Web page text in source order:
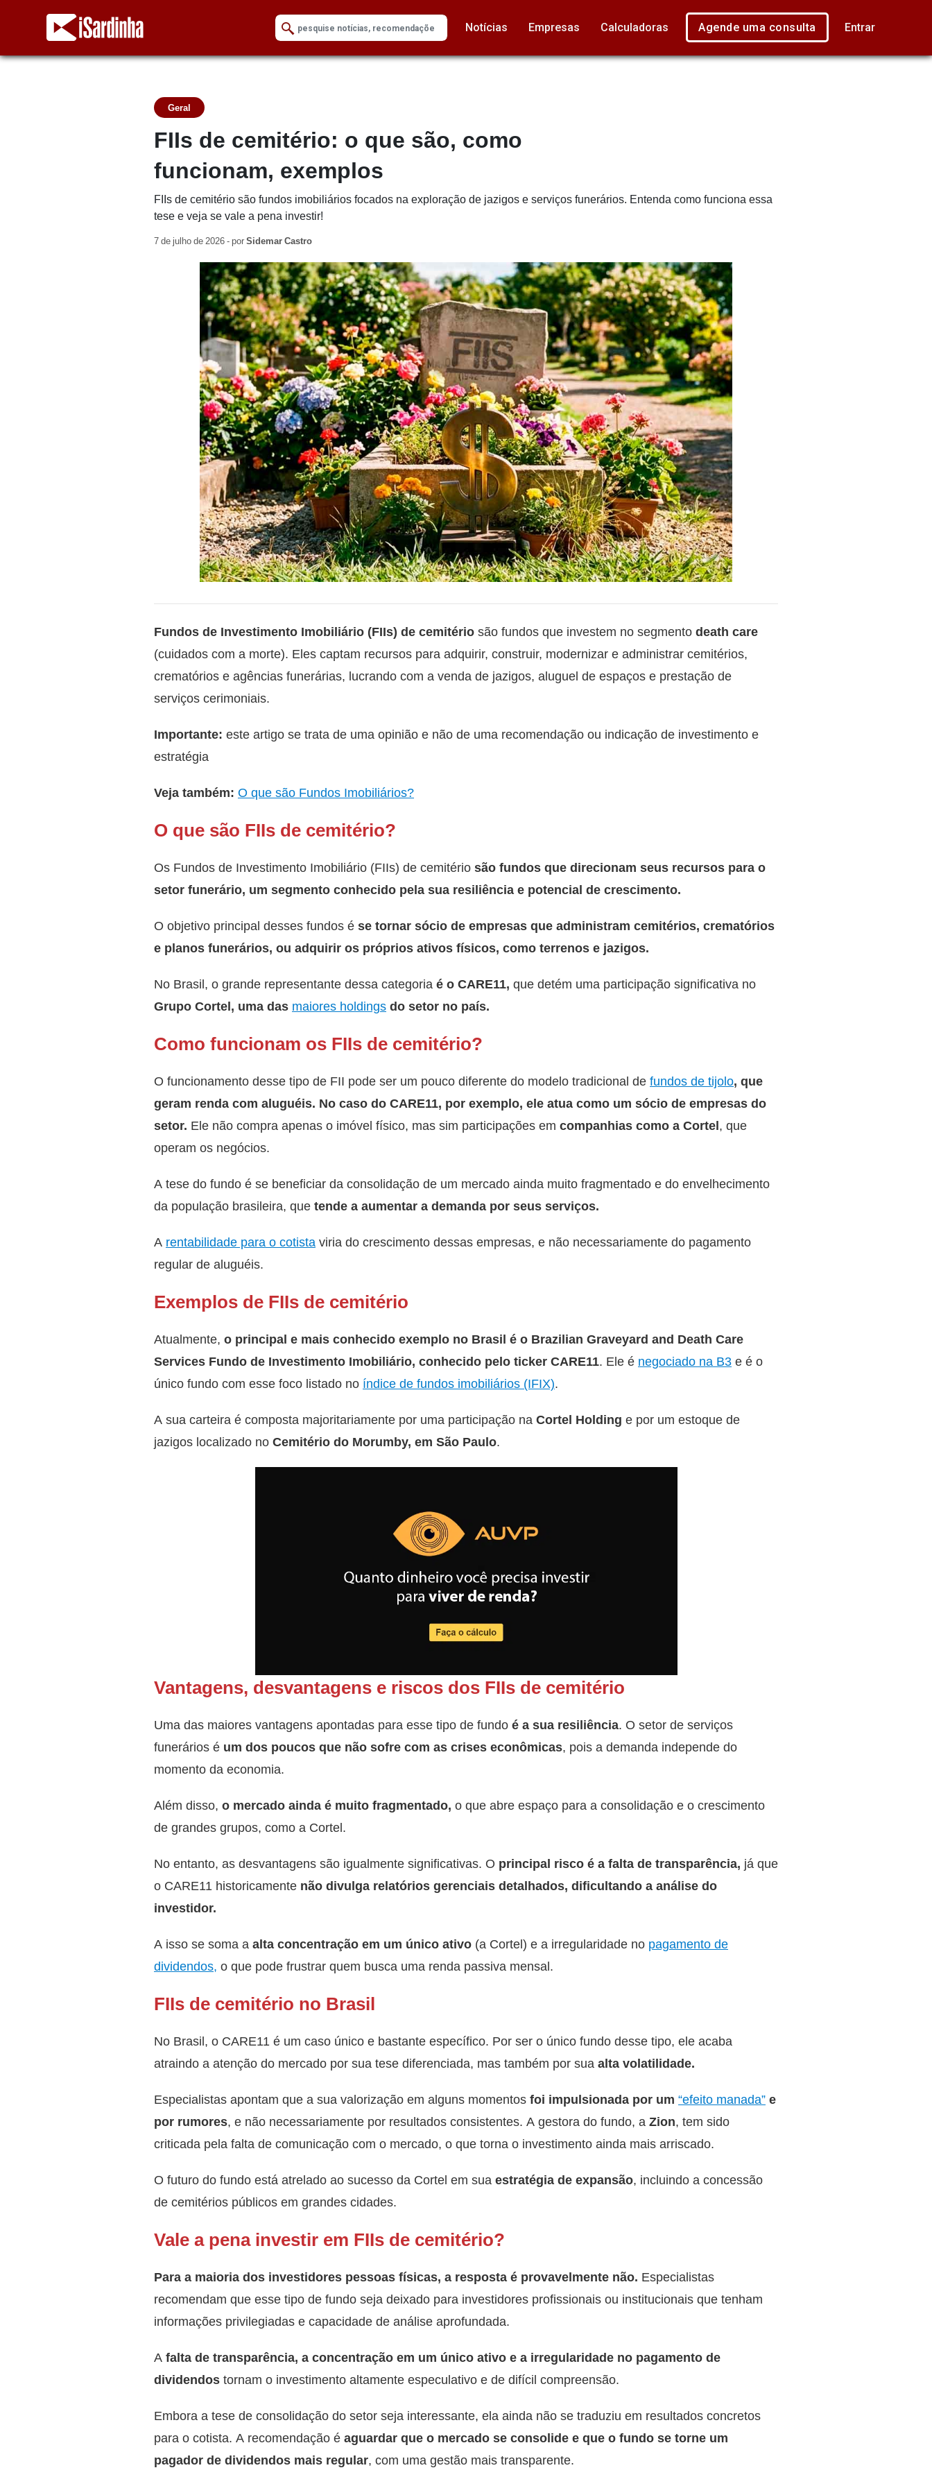
Notícias Empresas Calculadoras Agende uma consulta Entrar
Geral
FIIs de cemitério: o que são, como
funcionam, exemplos
FIIs de cemitério são fundos imobiliários focados na exploração de jazigos e serviços funerários. Entenda como funciona essa
tese e veja se vale a pena investir!
7 de julho de 2026 - porSidemar Castro
Fundos de Investimento Imobiliário (FIIs) de cemitério são fundos que investem no segmento death care
(cuidados com a morte). Eles captam recursos para adquirir, construir, modernizar e administrar cemitérios,
crematórios e agências funerárias, lucrando com a venda de jazigos, aluguel de espaços e prestação de
serviços cerimoniais.
Importante: este artigo se trata de uma opinião e não de uma recomendação ou indicação de investimento e
estratégia
Veja também: O que são Fundos Imobiliários?
O que são FIIs de cemitério?
Os Fundos de Investimento Imobiliário (FIIs) de cemitério são fundos que direcionam seus recursos para o
setor funerário, um segmento conhecido pela sua resiliência e potencial de crescimento.
O objetivo principal desses fundos é se tornar sócio de empresas que administram cemitérios, crematórios
e planos funerários, ou adquirir os próprios ativos físicos, como terrenos e jazigos.
No Brasil, o grande representante dessa categoria é o CARE11, que detém uma participação significativa no
Grupo Cortel, uma das maiores holdings do setor no país.
Como funcionam os FIIs de cemitério?
O funcionamento desse tipo de FII pode ser um pouco diferente do modelo tradicional de fundos de tijolo, que
geram renda com aluguéis. No caso do CARE11, por exemplo, ele atua como um sócio de empresas do
setor. Ele não compra apenas o imóvel físico, mas sim participações em companhias como a Cortel, que
operam os negócios.
A tese do fundo é se beneficiar da consolidação de um mercado ainda muito fragmentado e do envelhecimento
da população brasileira, que tende a aumentar a demanda por seus serviços.
A rentabilidade para o cotista viria do crescimento dessas empresas, e não necessariamente do pagamento
regular de aluguéis.
Exemplos de FIIs de cemitério
Atualmente, o principal e mais conhecido exemplo no Brasil é o Brazilian Graveyard and Death Care
Services Fundo de Investimento Imobiliário, conhecido pelo ticker CARE11. Ele é negociado na B3 e é o
único fundo com esse foco listado no índice de fundos imobiliários (IFIX).
A sua carteira é composta majoritariamente por uma participação na Cortel Holding e por um estoque de
jazigos localizado no Cemitério do Morumby, em São Paulo.
Vantagens, desvantagens e riscos dos FIIs de cemitério
Uma das maiores vantagens apontadas para esse tipo de fundo é a sua resiliência. O setor de serviços
funerários é um dos poucos que não sofre com as crises econômicas, pois a demanda independe do
momento da economia.
Além disso, o mercado ainda é muito fragmentado, o que abre espaço para a consolidação e o crescimento
de grandes grupos, como a Cortel.
No entanto, as desvantagens são igualmente significativas. O principal risco é a falta de transparência, já que
o CARE11 historicamente não divulga relatórios gerenciais detalhados, dificultando a análise do
investidor.
A isso se soma a alta concentração em um único ativo (a Cortel) e a irregularidade no pagamento de
dividendos, o que pode frustrar quem busca uma renda passiva mensal.
FIIs de cemitério no Brasil
No Brasil, o CARE11 é um caso único e bastante específico. Por ser o único fundo desse tipo, ele acaba
atraindo a atenção do mercado por sua tese diferenciada, mas também por sua alta volatilidade.
Especialistas apontam que a sua valorização em alguns momentos foi impulsionada por um “efeito manada” e
por rumores, e não necessariamente por resultados consistentes. A gestora do fundo, a Zion, tem sido
criticada pela falta de comunicação com o mercado, o que torna o investimento ainda mais arriscado.
O futuro do fundo está atrelado ao sucesso da Cortel em sua estratégia de expansão, incluindo a concessão
de cemitérios públicos em grandes cidades.
Vale a pena investir em FIIs de cemitério?
Para a maioria dos investidores pessoas físicas, a resposta é provavelmente não. Especialistas
recomendam que esse tipo de fundo seja deixado para investidores profissionais ou institucionais que tenham
informações privilegiadas e capacidade de análise aprofundada.
A falta de transparência, a concentração em um único ativo e a irregularidade no pagamento de
dividendos tornam o investimento altamente especulativo e de difícil compreensão.
Embora a tese de consolidação do setor seja interessante, ela ainda não se traduziu em resultados concretos
para o cotista. A recomendação é aguardar que o mercado se consolide e que o fundo se torne um
pagador de dividendos mais regular, com uma gestão mais transparente.